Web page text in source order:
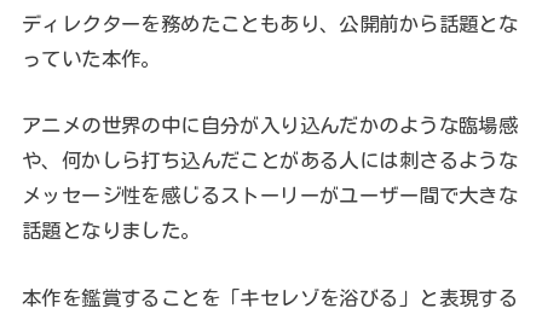
ディレクターを務めたこともあり、公開前から話題とな
っていた本作。
アニメの世界の中に自分が入り込んだかのような臨場感
や、何かしら打ち込んだことがある人には刺さるような
メッセージ性を感じるストーリーがユーザー間で大きな
話題となりました。
本作を鑑賞することを「キセレゾを浴びる」と表現する